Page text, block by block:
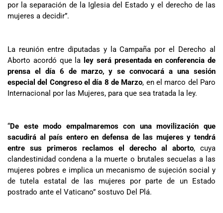
por la separación de la Iglesia del Estado y el derecho de las
mujeres a decidir”.
La reunión entre diputadas y la Campaña por el Derecho al
Aborto acordó que la ley será presentada en conferencia de
prensa el día 6 de marzo, y se convocará a una sesión
especial del Congreso el día 8 de Marzo, en el marco del Paro
Internacional por las Mujeres, para que sea tratada la ley.
“De este modo empalmaremos con una movilización que
sacudirá al país entero en defensa de las mujeres y tendrá
entre sus primeros reclamos el derecho al aborto, cuya
clandestinidad condena a la muerte o brutales secuelas a las
mujeres pobres e implica un mecanismo de sujeción social y
de tutela estatal de las mujeres por parte de un Estado
postrado ante el Vaticano” sostuvo Del Plá.